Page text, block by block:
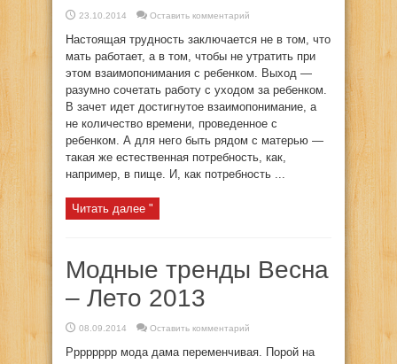
23.10.2014 Оставить комментарий
Настоящая трудность заключается не в том, что
мать работает, а в том, чтобы не утратить при
этом взаимопонимания с ребенком. Выход —
разумно сочетать работу с уходом за ребенком.
В зачет идет достигнутое взаимопонимание, а
не количество времени, проведенное с
ребенком. А для него быть рядом с матерью —
такая же естественная потребность, как,
например, в пище. И, как потребность ...
Читать далее "
Модные тренды Весна
– Лето 2013
08.09.2014 Оставить комментарий
Pppppppp мода дама переменчивая. Порой на